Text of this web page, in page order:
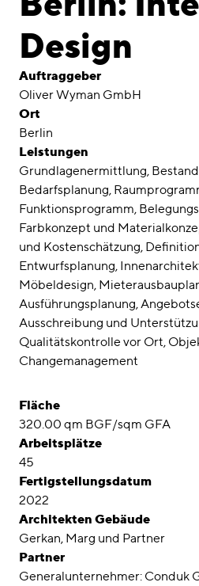
Awards
Karriere
Standorte
linkedininstagram
Deutsch
English
Impressum
Datenschutz
Design
Auftraggeber
Oliver Wyman GmbH
Ort
Berlin
Leistungen
Grundlagenermittlung
Bedarfsplanung
Funktionsprogramm
Farbkonzept und
und Kostenschätzung
Entwurfsplanung
Möbeldesign
Ausführungsplanung
Ausschreibung und
Qualitätskontrolle vor Ort
Changemanagement
Fläche
320.00 qm BGF/sqm GFA
Arbeitsplätze
45
Fertigstellungsdatum
2022
Architekten Gebäude
Gerkan, Marg und Partner
Partner
Generalunternehmer: Conduk